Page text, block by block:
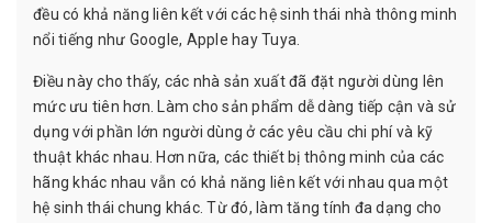
đều có khả năng liên kết với các hệ sinh thái nhà thông minh
nổi tiếng như Google, Apple hay Tuya.
Điều này cho thấy, các nhà sản xuất đã đặt người dùng lên
mức ưu tiên hơn. Làm cho sản phẩm dễ dàng tiếp cận và sử
dụng với phần lớn người dùng ở các yêu cầu chi phí và kỹ
thuật khác nhau. Hơn nữa, các thiết bị thông minh của các
hãng khác nhau vẫn có khả năng liên kết với nhau qua một
hệ sinh thái chung khác. Từ đó, làm tăng tính đa dạng cho